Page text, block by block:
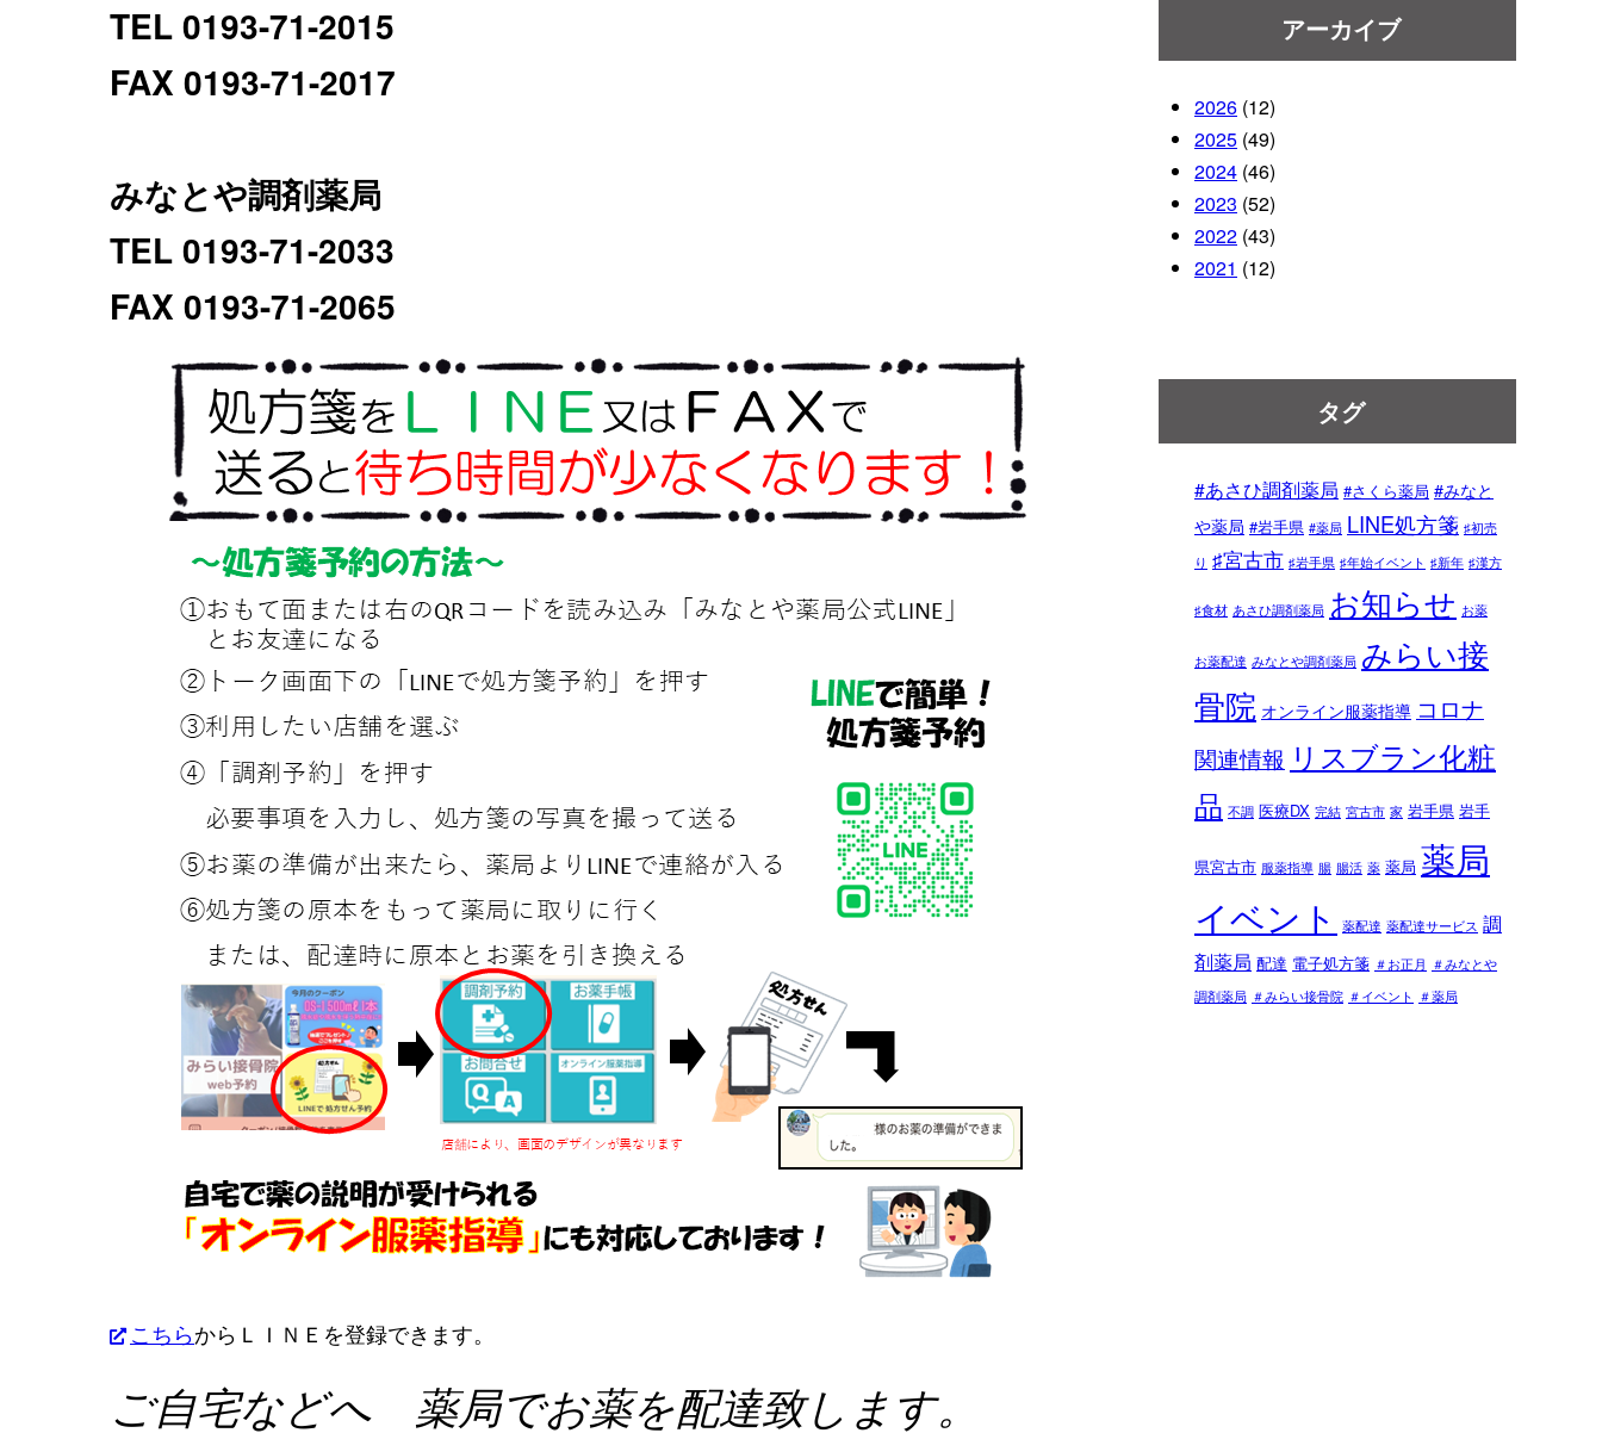
TEL 0193-71-2015
FAX 0193-71-2017
みなとや調剤薬局
TEL 0193-71-2033
FAX 0193-71-2065
こちらからＬＩＮＥを登録できます。
ご自宅などへ 薬局でお薬を配達致します。
アーカイブ
2026 (12)
2025 (49)
2024 (46)
2023 (52)
2022 (43)
2021 (12)
タグ
#あさひ調剤薬局 #さくら薬局 #みなと
や薬局 #岩手県 #薬局 LINE処方箋 ♯初売
り ♯宮古市 ♯岩手県 ♯年始イベント ♯新年 ♯漢方
♯食材 あさひ調剤薬局 お知らせ お薬
お薬配達 みなとや調剤薬局 みらい接
骨院 オンライン服薬指導 コロナ
関連情報 リスブラン化粧
品 不調 医療DX 完結 宮古市 家 岩手県 岩手
県宮古市 服薬指導 腸 腸活 薬 薬局 薬局
イベント
薬配達 薬配達サービス 調
剤薬局 配達 電子処方箋 ＃お正月 ＃みなとや
調剤薬局 ＃みらい接骨院 ＃イベント ＃薬局